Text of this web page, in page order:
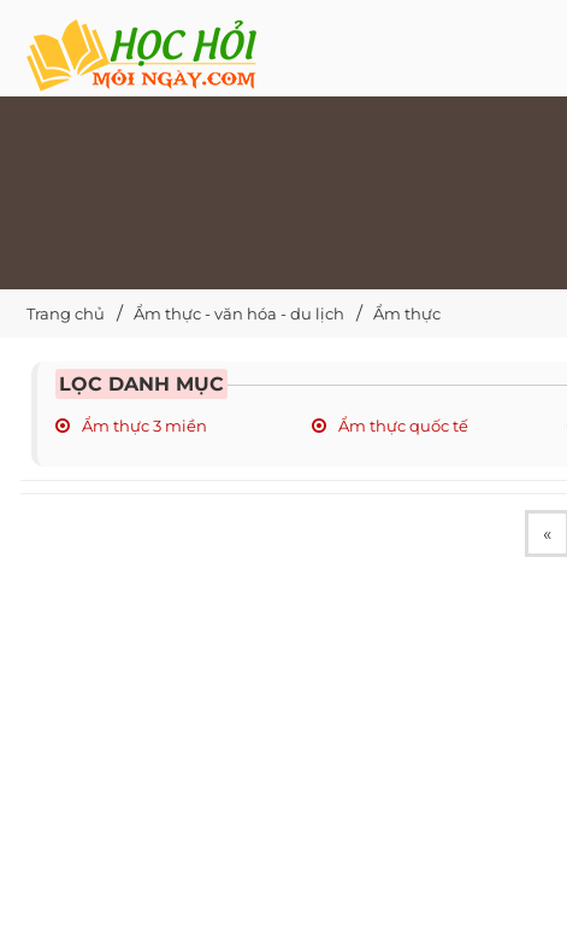
Trang chủ Ẩm thực - văn hóa - du lịch Ẩm thực
LỌC DANH MỤC
Ẩm thực 3 miền Ẩm thực quốc tế
«